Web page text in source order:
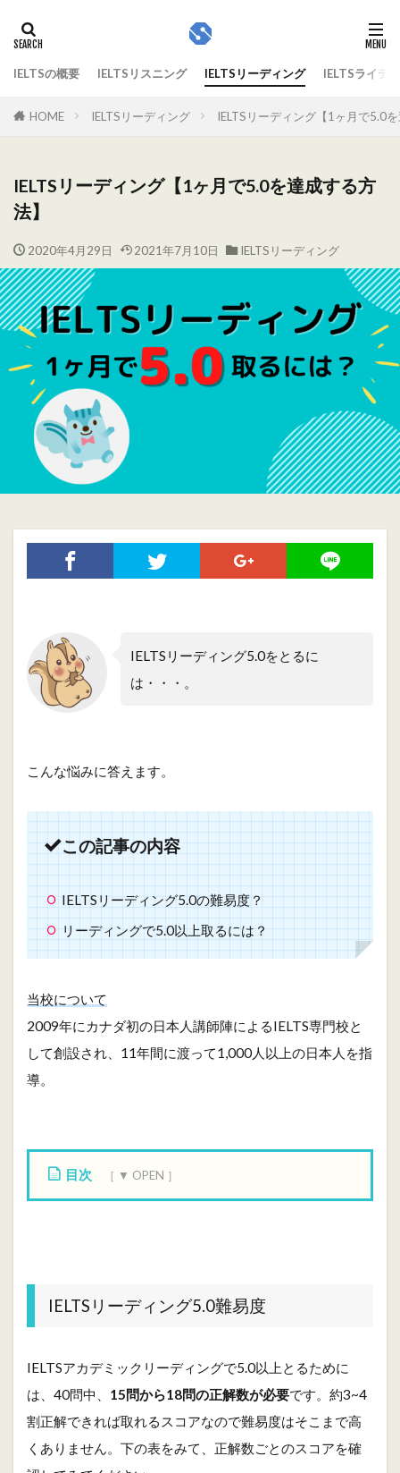
IELTSの概要 IELTSリスニング IELTSリーディング IELTSライテ
HOME IELTSリーディング IELTSリーディング【1ヶ月で5.0
IELTSリーディング【1ヶ月で5.0を達成する方
法】
2020年4月29日 2021年7月10日 IELTSリーディング
IELTSリーディング5.0をとるに
は・・・。
こんな悩みに答えます。
この記事の内容
IELTSリーディング5.0の難易度？
リーディングで5.0以上取るには？
当校について
2009年にカナダ初の日本人講師陣によるIELTS専門校と
して創設され、11年間に渡って1,000人以上の日本人を指
導。
目次
S
リ
ィ
グ
5
0
難
IELTSリーディング5.0難易度
IELTSアカデミックリーディングで5.0以上とるために
は、40問中、 15問から18問の正解数が必要です。約3~4
割正解できれば取れるスコアなので難易度はそこまで高
くありません。下の表をみて、正解数ごとのスコアを確